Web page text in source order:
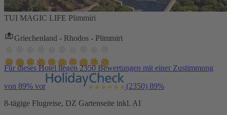
TUI MAGIC LIFE Plimmiri
Griechenland - Rhodos - Plimmiri
Für dieses Hotel liegen 2350 Bewertungen mit einer Zustimmung
von 89% vor (2350) 89%
8-tägige Flugreise, DZ Gartenseite inkl. AI